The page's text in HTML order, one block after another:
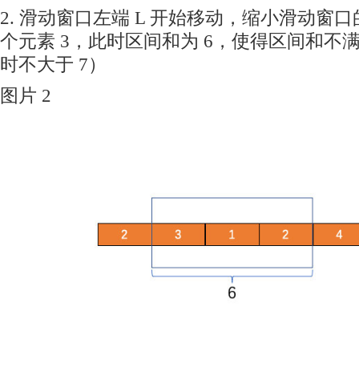
2. 滑动窗口左端 L 开始移动，缩小滑动窗
个元素 3，此时区间和为 6，使得区间和不
时不大于 7）
图片 2